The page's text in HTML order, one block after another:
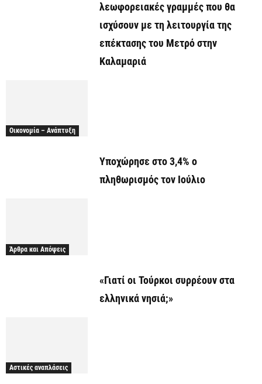
λεωφορειακές γραμμές που θα
ισχύσουν με τη λειτουργία της
επέκτασης του Μετρό στην
Καλαμαριά
Οικονομία – Ανάπτυξη
Υποχώρησε στο 3,4% ο
πληθωρισμός τον Ιούλιο
Άρθρα και Απόψεις
«Γιατί οι Τούρκοι συρρέουν στα
ελληνικά νησιά;»
Αστικές αναπλάσεις